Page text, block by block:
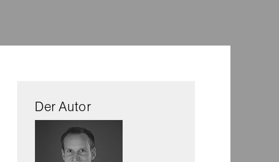
Der Autor